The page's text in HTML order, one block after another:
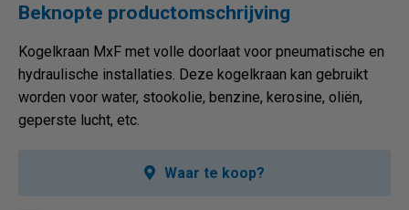
Beknopte productomschrijving
Kogelkraan MxF met volle doorlaat voor pneumatische en
hydraulische installaties. Deze kogelkraan kan gebruikt
worden voor water, stookolie, benzine, kerosine, oliën,
geperste lucht, etc.
Waar te koop?